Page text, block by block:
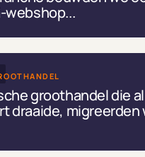
webshop...
groothandel die
draaide, migreerden